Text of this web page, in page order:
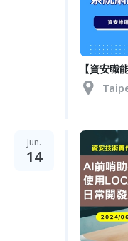
【資安職
Jun.
14